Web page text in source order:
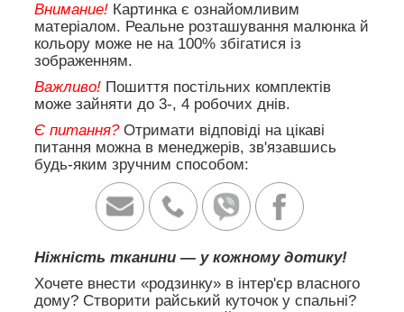
Внимание! Картинка є ознайомливим
матеріалом. Реальне розташування малюнка й
кольору може не на 100% збігатися із
зображенням.
Важливо! Пошиття постільних комплектів
може зайняти до 3-, 4 робочих днів.
Є питання?Отримати відповіді на цікаві
питання можна в менеджерів, зв'язавшись
будь-яким зручним способом:
Ніжність тканини — у кожному дотику!
Хочете внести «родзинку» в інтер'єр власного
дому? Створити райський куточок у спальні?